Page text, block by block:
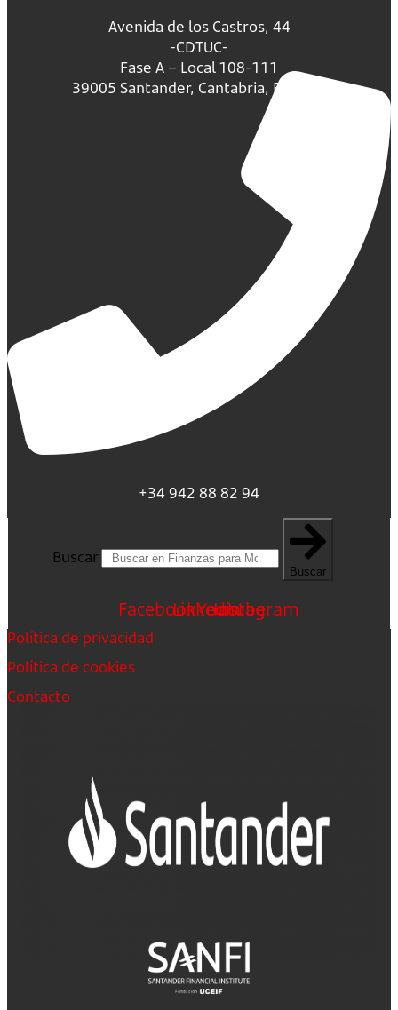
Avenida de los Castros, 44
-CDTUC-
Fase A – Local 108-111
39005 Santander, Cantabria, España.
+34 942 88 82 94
Buscar
Buscar
FacebookLinkedin
Youtube
Instagram
Política de privacidad
Política de cookies
Contacto